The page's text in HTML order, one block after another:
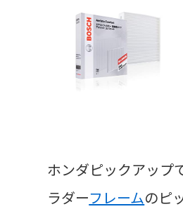
ホンダピックアップ
ラダーフレームのピ